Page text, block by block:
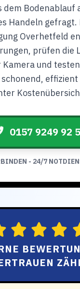
dem Bodenablauf
Handeln gefragt.
Overhetfeld
prüfen die
und
0157 9249 92
- 24/7